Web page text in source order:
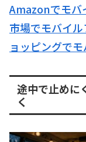
Amazonでモバ
市場でモバイ
ョッピングで
途中で止めに
く